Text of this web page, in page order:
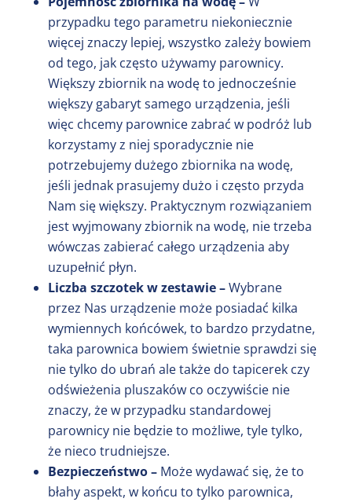
przypadku tego parametru niekoniecznie
więcej znaczy lepiej, wszystko zależy bowiem
od tego, jak często używamy parownicy.
Większy zbiornik na wodę to jednocześnie
większy gabaryt samego urządzenia, jeśli
więc chcemy parownice zabrać w podróż lub
korzystamy z niej sporadycznie nie
potrzebujemy dużego zbiornika na wodę,
jeśli jednak prasujemy dużo i często przyda
Nam się większy. Praktycznym rozwiązaniem
jest wyjmowany zbiornik na wodę, nie trzeba
wówczas zabierać całego urządzenia aby
uzupełnić płyn.
Liczba szczotek w zestawie –Wybrane
przez Nas urządzenie może posiadać kilka
wymiennych końcówek, to bardzo przydatne,
taka parownica bowiem świetnie sprawdzi się
nie tylko do ubrań ale także do tapicerek czy
odświeżenia pluszaków co oczywiście nie
znaczy, że w przypadku standardowej
parownicy nie będzie to możliwe, tyle tylko,
że nieco trudniejsze.
Bezpieczeństwo –Może wydawać się, że to
błahy aspekt, w końcu to tylko parownica,